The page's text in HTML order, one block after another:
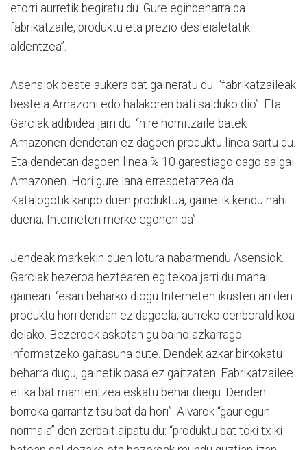
etorri aurretik begiratu du. Gure eginbeharra da
fabrikatzaile, produktu eta prezio desleialetatik
aldentzea”.
Asensiok beste aukera bat gaineratu du: “fabrikatzaileak
bestela Amazoni edo halakoren bati salduko dio”. Eta
Garciak adibidea jarri du: “nire hornitzaile batek
Amazonen dendetan ez dagoen produktu linea sartu du.
Eta dendetan dagoen linea % 10 garestiago dago salgai
Amazonen. Hori gure lana errespetatzea da.
Katalogotik kanpo duen produktua, gainetik kendu nahi
duena, Interneten merke egonen da”.
Jendeak markekin duen lotura nabarmendu Asensiok.
Garciak bezeroa heztearen egitekoa jarri du mahai
gainean: “esan beharko diogu Interneten ikusten ari den
produktu hori dendan ez dagoela, aurreko denboraldikoa
delako. Bezeroek askotan gu baino azkarrago
informatzeko gaitasuna dute. Dendek azkar birkokatu
beharra dugu, gainetik pasa ez gaitzaten. Fabrikatzaileei
etika bat mantentzea eskatu behar diegu. Denden
borroka garrantzitsu bat da hori”. Alvarok “gaur egun
normala” den zerbait aipatu du: “produktu bat toki txiki